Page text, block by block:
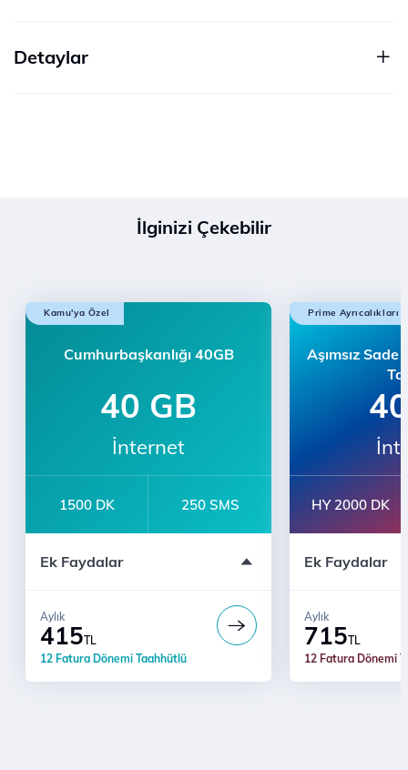
Detaylar
İlginizi Çekebilir
Kamu'ya Özel
Cumhurbaşkanlığı 40GB
40 GB
İnternet
1500 DK 250 SMS
Ek Faydalar
12 Fatura Dönemi Taahhütlü
415TL
Aylık
Prime Ayrıcalıkları
Aşımsız
HY 2000 DK
Ek Faydalar
Ses/SMS/
12 Fatura Dönemi
715TL
Aylık